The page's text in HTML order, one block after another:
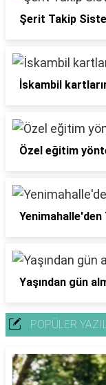
Şerit Takip
İskambil
Özel eğitim
Yenimahalle'den
Yaşından gün
POPÜLER